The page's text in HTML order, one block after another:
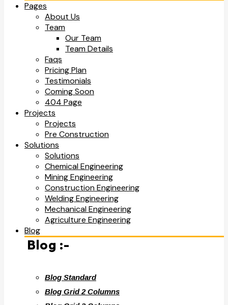
Pages
About Us
Team
Our Team
Team Details
Faqs
Pricing Plan
Testimonials
Coming Soon
404 Page
Projects
Projects
Pre Construction
Solutions
Solutions
Chemical Engineering
Mining Engineering
Construction Engineering
Welding Engineering
Mechanical Engineering
Agriculture Engineering
Blog
Blog :-
Blog Standard
Blog Grid 2 Columns